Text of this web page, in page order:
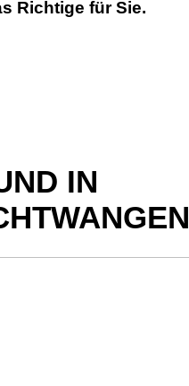
Richtige für Sie.
IN